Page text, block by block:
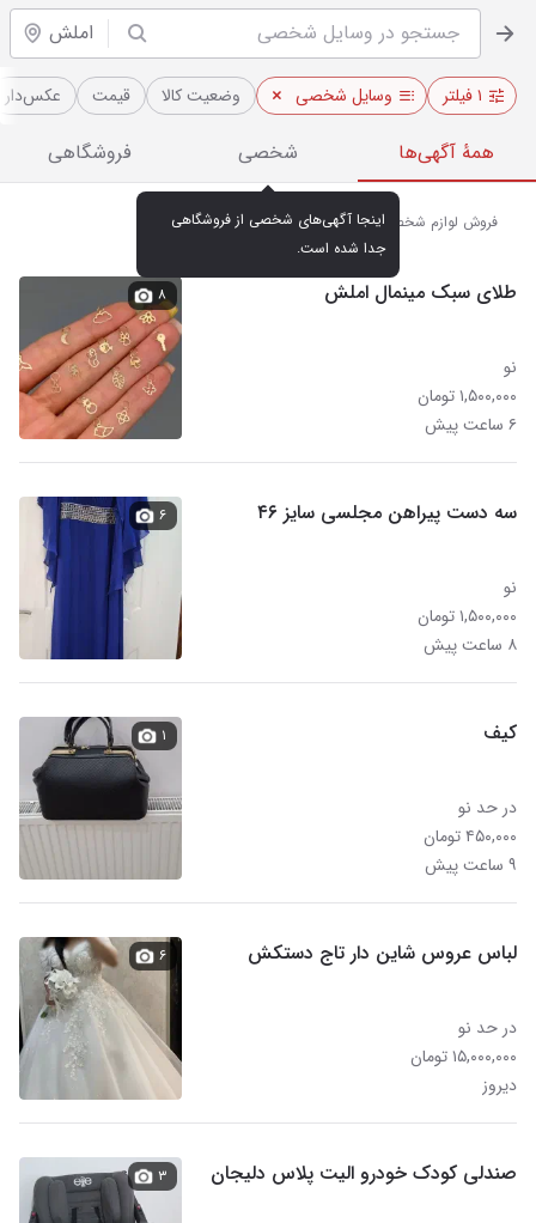
املش
۱ فیلتر وسایل شخصی وضعیت کالا قیمت عکس‌دار
همهٔ آگهی‌ها شخصی فروشگاهی
جدا شده است.
فروش لوازم شخصی نو و دست دوم در املش
طلای سبک مینمال املش
نو
۱,۵۰۰,۰۰۰ تومان
۶ ساعت پیش
۸
سه دست پیراهن مجلسی سایز ۴۶
نو
۱,۵۰۰,۰۰۰ تومان
۸ ساعت پیش
۶
کیف
در حد نو
۴۵۰,۰۰۰ تومان
۹ ساعت پیش
۱
لباس عروس شاین دار تاج دستکش
در حد نو
۱۵,۰۰۰,۰۰۰ تومان
دیروز
۶
صندلی کودک خودرو الیت پلاس دلیجان ۳